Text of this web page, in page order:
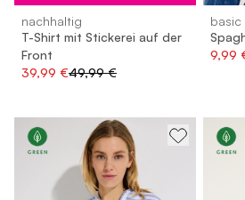
nachhaltig
T-Shirt mit Stickerei auf der
Front
39,99 €49,99 €
basic
9,99